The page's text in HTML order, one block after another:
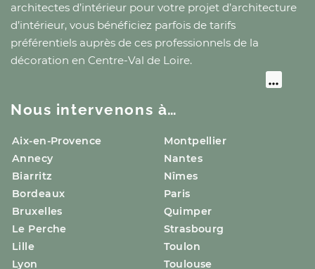
architectes d’intérieur pour votre projet d’architecture
d’intérieur, vous bénéficiez parfois de tarifs
préférentiels auprès de ces professionnels de la
décoration en Centre-Val de Loire.
Nous intervenons à…
Aix-en-Provence
Annecy
Biarritz
Bordeaux
Bruxelles
Le Perche
Lille
Lyon
Montpellier
Nantes
Nîmes
Paris
Quimper
Strasbourg
Toulon
Toulouse